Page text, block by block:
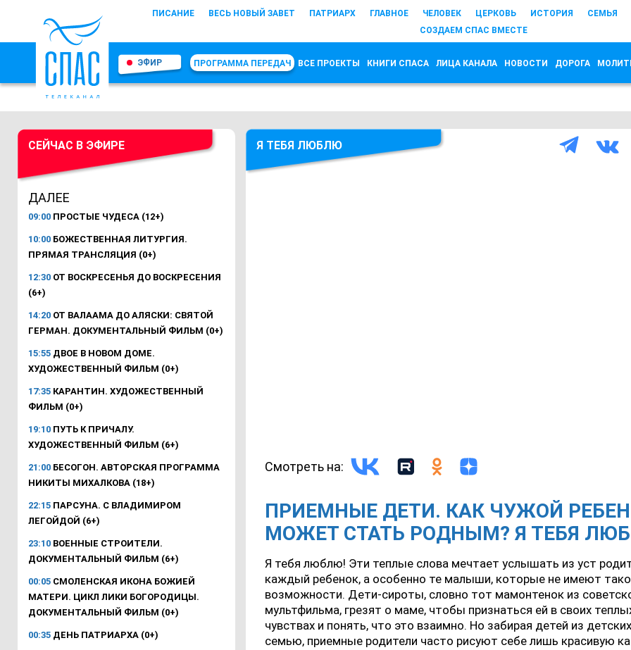
ПИСАНИЕ ВЕСЬ НОВЫЙ ЗАВЕТ ПАТРИАРХ ГЛАВНОЕ ЧЕЛОВЕК ЦЕРКОВЬ ИСТОРИЯ
СЕМЬЯ
СОЗДАЕМ СПАС ВМЕСТЕ
ЭФИР ПРОГРАММА ПЕРЕДАЧ ВСЕ ПРОЕКТЫ КНИГИ СПАСА ЛИЦА КАНАЛА НОВОСТИ ДОРОГА
СЕЙЧАС В ЭФИРЕ
ДАЛЕЕ
09:00 ПРОСТЫЕ ЧУДЕСА (12+)
10:00 БОЖЕСТВЕННАЯ ЛИТУРГИЯ.
ПРЯМАЯ ТРАНСЛЯЦИЯ (0+)
12:30 ОТ ВОСКРЕСЕНЬЯ ДО ВОСКРЕСЕНИЯ
(6+)
14:20 ОТ ВАЛААМА ДО АЛЯСКИ: СВЯТОЙ
ГЕРМАН. ДОКУМЕНТАЛЬНЫЙ ФИЛЬМ (0+)
15:55 ДВОЕ В НОВОМ ДОМЕ.
ХУДОЖЕСТВЕННЫЙ ФИЛЬМ (0+)
17:35 КАРАНТИН. ХУДОЖЕСТВЕННЫЙ
ФИЛЬМ (0+)
19:10 ПУТЬ К ПРИЧАЛУ.
ХУДОЖЕСТВЕННЫЙ ФИЛЬМ (6+)
21:00 БЕСОГОН. АВТОРСКАЯ ПРОГРАММА
НИКИТЫ МИХАЛКОВА (18+)
22:15 ПАРСУНА. С ВЛАДИМИРОМ
ЛЕГОЙДОЙ (6+)
23:10 ВОЕННЫЕ СТРОИТЕЛИ.
ДОКУМЕНТАЛЬНЫЙ ФИЛЬМ (6+)
00:05 СМОЛЕНСКАЯ ИКОНА БОЖИЕЙ
МАТЕРИ. ЦИКЛ ЛИКИ БОГОРОДИЦЫ.
ДОКУМЕНТАЛЬНЫЙ ФИЛЬМ (0+)
00:35 ДЕНЬ ПАТРИАРХА (0+)
Я ТЕБЯ ЛЮБЛЮ
Смотреть на:
ПРИЕМНЫЕ ДЕТИ. КАК ЧУЖОЙ
МОЖЕТ СТАТЬ РОДНЫМ? Я ТЕБЯ
Я тебя люблю! Эти теплые слова мечтает услышать из уст
каждый ребенок, а особенно те малыши, которые не имеют
возможности. Дети-сироты, словно тот мамонтенок из
мультфильма, грезят о маме, чтобы признаться ей в своих
чувствах и понять, что это взаимно. Но забирая детей из
семью, приемные родители часто рисуют себе лишь красивую